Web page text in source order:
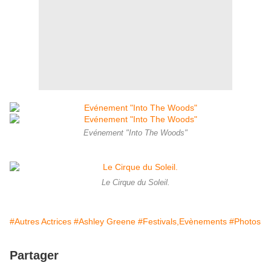
Evénement "Into The Woods"
Le Cirque du Soleil.
#Autres Actrices #Ashley Greene #Festivals,Evènements #Photos
Partager